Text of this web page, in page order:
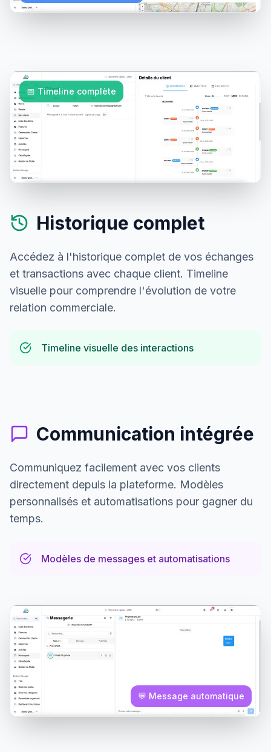
📅 Timeline complète
Historique complet
Accédez à l'historique complet de vos échanges
et transactions avec chaque client. Timeline
visuelle pour comprendre l'évolution de votre
relation commerciale.
Timeline visuelle des interactions
Communication intégrée
Communiquez facilement avec vos clients
directement depuis la plateforme. Modèles
personnalisés et automatisations pour gagner du
temps.
Modèles de messages et automatisations
💬 Message automatique